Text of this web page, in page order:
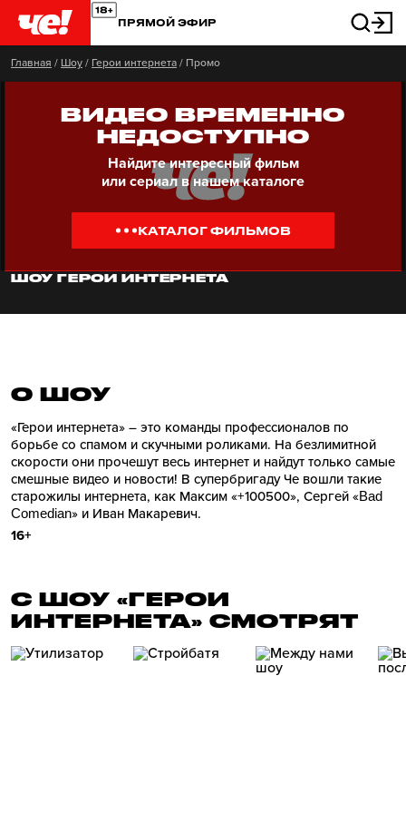
ПРЯМОЙ ЭФИР
Главная / Шоу / Герои интернета / Промо
ВИДЕО ВРЕМЕННО
НЕДОСТУПНО
Найдите интересный фильм
или сериал в нашем каталоге
КАТАЛОГ ФИЛЬМОВ
ШОУ ГЕРОИ ИНТЕРНЕТА
О ШОУ
«Герои интернета» – это команды профессионалов по
борьбе со спамом и скучными роликами. На безлимитной
скорости они прочешут весь интернет и найдут только самые
смешные видео и новости! В супербригаду Че вошли такие
старожилы интернета, как Максим «+100500», Сергей «Bad
Comedian» и Иван Макаревич.
16+
С ШОУ «ГЕРОИ
ИНТЕРНЕТА» СМОТРЯТ